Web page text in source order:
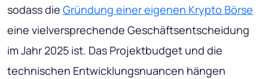
sodass die Gründung einer eigenen Krypto Börse
eine vielversprechende Geschäftsentscheidung
im Jahr 2025 ist. Das Projektbudget und die
technischen Entwicklungsnuancen hängen